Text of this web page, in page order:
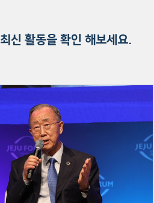
최신 활동을 확인 해보세요.